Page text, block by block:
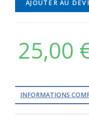
AJOUTER AU
25,00
INFORMATIONS